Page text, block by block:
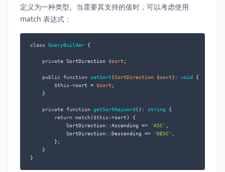
定义为一种类型。当需要其支持的值时，可以考虑使用
match 表达式：
class QueryBuilder {
private SortDirection $sort ;
public function setSort (SortDirection $sort ): void
{
$this->sort = $sort ;
    }
private function getSortKeyword ( ): string
{
return
match ( $this->sort) {
            SortDirection::Ascending =>
'ASC' ,
            SortDirection::Descending =>
'DESC' ,
        };
    }
}